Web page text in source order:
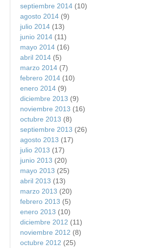
septiembre 2014 (10)
agosto 2014 (9)
julio 2014 (13)
junio 2014 (11)
mayo 2014 (16)
abril 2014 (5)
marzo 2014 (7)
febrero 2014 (10)
enero 2014 (9)
diciembre 2013 (9)
noviembre 2013 (16)
octubre 2013 (8)
septiembre 2013 (26)
agosto 2013 (17)
julio 2013 (17)
junio 2013 (20)
mayo 2013 (25)
abril 2013 (13)
marzo 2013 (20)
febrero 2013 (5)
enero 2013 (10)
diciembre 2012 (11)
noviembre 2012 (8)
octubre 2012 (25)